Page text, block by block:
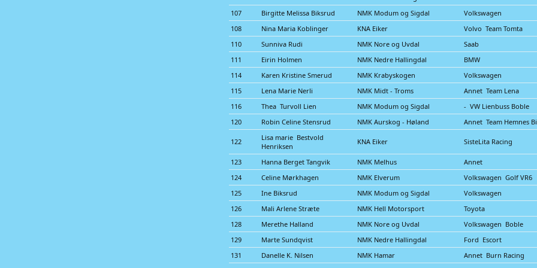
107
Birgitte Melissa Biksrud NMK Modum og Sigdal
Volkswagen
108
Nina Maria Koblinger KNA Eiker
Volvo Team Tomta
110
Sunniva Rudi NMK Nore og Uvdal
Saab
111
Eirin Holmen NMK Nedre Hallingdal
BMW
114
Karen Kristine Smerud NMK Krabyskogen
Volkswagen
115
Lena Marie Nerli NMK Midt - Troms
Annet Team Lena
116
Thea Turvoll Lien NMK Modum og Sigdal
- VW Lienbuss Boble
120
Robin Celine Stensrud NMK Aurskog - Høland Annet Team Hemnes
122
Lisa marie Bestvold
Henriksen
KNA Eiker SisteLita Racing
123 Hanna Berget Tangvik NMK Melhus
Annet
124
Celine Mørkhagen NMK Elverum
Volkswagen Golf VR6
125
Ine Biksrud NMK Modum og Sigdal
Volkswagen
126
Mali Arlene Stræte NMK Hell Motorsport
Toyota
128
Merethe Halland NMK Nore og Uvdal
Volkswagen Boble
129
Marte Sundqvist NMK Nedre Hallingdal
Ford Escort
131
Danelle K. Nilsen NMK Hamar
Annet Burn Racing